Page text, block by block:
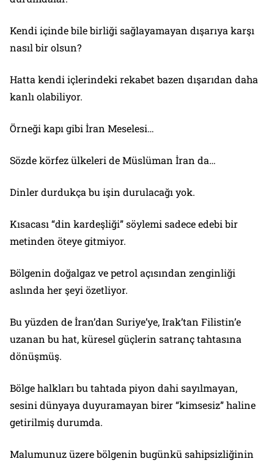
Kendi içinde bile birliği sağlayamayan dışarıya karşı
nasıl bir olsun?
Hatta kendi içlerindeki rekabet bazen dışarıdan daha
kanlı olabiliyor.
Örneği kapı gibi İran Meselesi…
Sözde körfez ülkeleri de Müslüman İran da…
Dinler durdukça bu işin durulacağı yok.
Kısacası “din kardeşliği” söylemi sadece edebi bir
metinden öteye gitmiyor.
Bölgenin doğalgaz ve petrol açısından zenginliği
aslında her şeyi özetliyor.
Bu yüzden de İran’dan Suriye’ye, Irak’tan Filistin’e
uzanan bu hat, küresel güçlerin satranç tahtasına
dönüşmüş.
Bölge halkları bu tahtada piyon dahi sayılmayan,
sesini dünyaya duyuramayan birer “kimsesiz” haline
getirilmiş durumda.
Malumunuz üzere bölgenin bugünkü sahipsizliğinin